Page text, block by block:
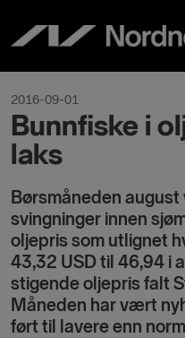
innehåll
2016-09-01
Bunnfiske i
laks
Børsmåneden
svingninger innen
oljepris som utlignet
43,32 USD til 46,94 i
stigende oljepris falt
Måneden har vært
ført til lavere enn